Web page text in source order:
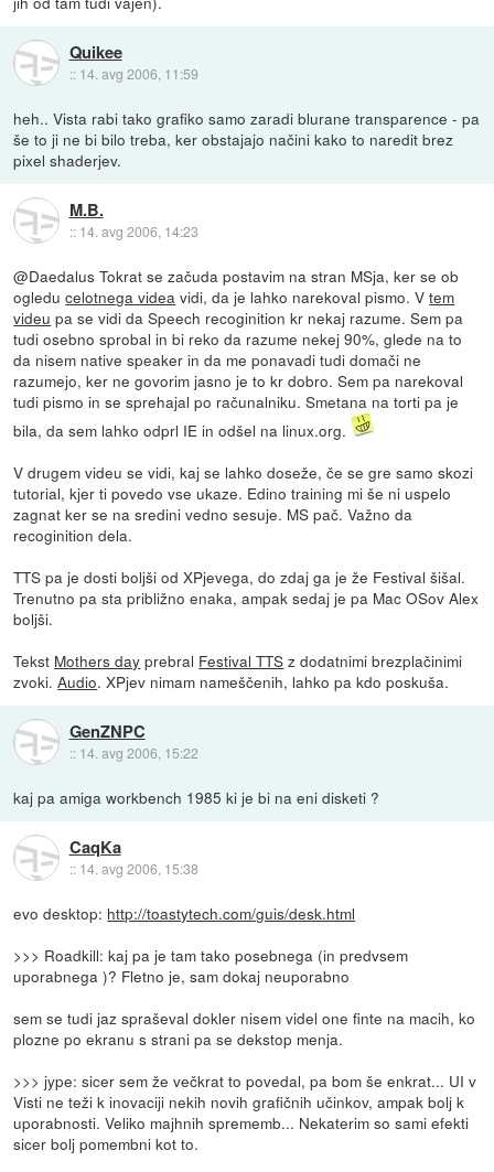
Quikee
:: 14. avg 2006, 11:59
heh.. Vista rabi tako grafiko samo zaradi blurane transparence - pa
še to ji ne bi bilo treba, ker obstajajo načini kako to naredit brez
pixel shaderjev.
M.B.
:: 14. avg 2006, 14:23
@Daedalus Tokrat se začuda postavim na stran MSja, ker se ob
ogleducelotnega videa vidi, da je lahko narekoval pismo. Vtem
videu pa se vidi da Speech recoginition kr nekaj razume. Sem pa
tudi osebno sprobal in bi reko da razume nekej 90%, glede na to
da nisem native speaker in da me ponavadi tudi domači ne
razumejo, ker ne govorim jasno je to kr dobro. Sem pa narekoval
tudi pismo in se sprehajal po računalniku. Smetana na torti pa je
bila, da sem lahko odprl IE in odšel na linux.org.
V drugem videu se vidi, kaj se lahko doseže, če se gre samo skozi
tutorial, kjer ti povedo vse ukaze. Edino training mi še ni uspelo
zagnat ker se na sredini vedno sesuje. MS pač. Važno da
recoginition dela.
TTS pa je dosti boljši od XPjevega, do zdaj ga je že Festival šišal.
Trenutno pa sta približno enaka, ampak sedaj je pa Mac OSov Alex
boljši.
Tekst Mothers day prebral Festival TTS z dodatnimi brezplačinimi
zvoki.Audio. XPjev nimam nameščenih, lahko pa kdo poskuša.
GenZNPC
:: 14. avg 2006, 15:22
kaj pa amiga workbench 1985 ki je bi na eni disketi ?
CaqKa
:: 14. avg 2006, 15:38
evo desktop: http://toastytech.com/guis/desk.html
>>> Roadkill: kaj pa je tam tako posebnega (in predvsem
uporabnega )? Fletno je, sam dokaj neuporabno
sem se tudi jaz spraševal dokler nisem videl one finte na macih, ko
plozne po ekranu s strani pa se dekstop menja.
>>> jype: sicer sem že večkrat to povedal, pa bom še enkrat... UI v
Visti ne teži k inovaciji nekih novih grafičnih učinkov, ampak bolj k
uporabnosti. Veliko majhnih sprememb... Nekaterim so sami efekti
sicer bolj pomembni kot to.